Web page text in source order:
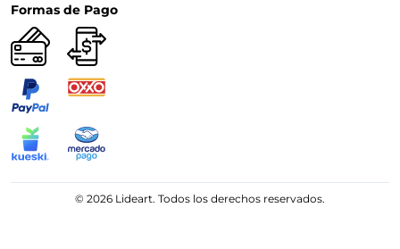
Formas de Pago
© 2026 Lideart. Todos los derechos reservados.